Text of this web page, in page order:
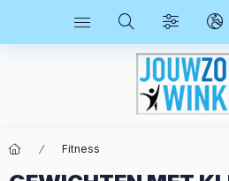
Fitness